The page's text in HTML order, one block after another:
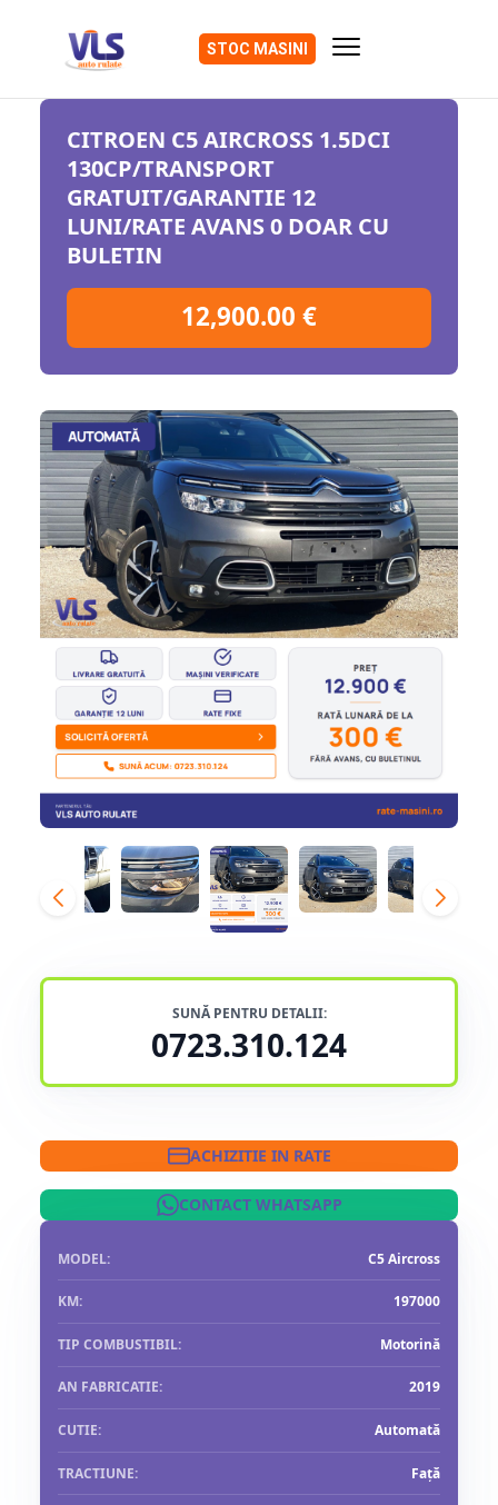
STOC MASINI
CITROEN C5 AIRCROSS 1.5DCI
130CP/TRANSPORT
GRATUIT/GARANTIE 12
LUNI/RATE AVANS 0 DOAR CU
BULETIN
12,900.00 €
SUNĂ PENTRU DETALII:
0723.310.124
ACHIZITIE IN RATE
CONTACT WHATSAPP
MODEL: C5 Aircross
KM: 197000
TIP COMBUSTIBIL: Motorină
AN FABRICATIE: 2019
CUTIE: Automată
TRACTIUNE: Față